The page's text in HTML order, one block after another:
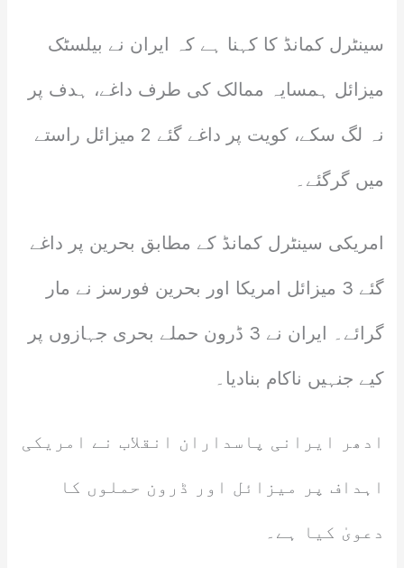
سینٹرل کمانڈ کا کہنا ہے کہ ایران نے بیلسٹک
میزائل ہمسایہ ممالک کی طرف داغے، ہدف پر
نہ لگ سکے، کویت پر داغے گئے 2 میزائل راستے
میں گرگئے۔
امریکی سینٹرل کمانڈ کے مطابق بحرین پر داغے
گئے 3 میزائل امریکا اور بحرین فورسز نے مار
گرائے۔ ایران نے 3 ڈرون حملے بحری جہازوں پر
کیے جنہیں ناکام بنادیا۔
ادھر ایرانی پاسداران انقلاب نے امریکی
اہداف پر میزائل اور ڈرون حملوں کا
دعویٰ کیا ہے۔